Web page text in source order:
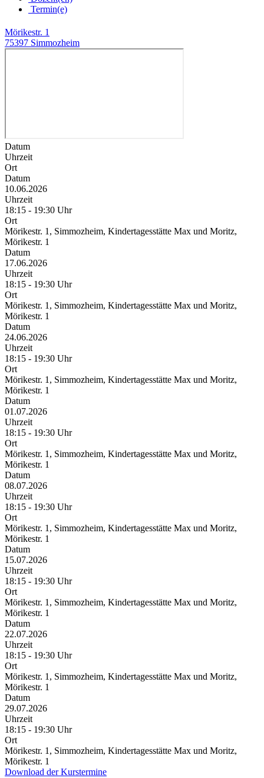
Termin(e)
Mörikestr. 1
75397 Simmozheim
Datum
Uhrzeit
Ort
Datum
10.06.2026
Uhrzeit
18:15 - 19:30 Uhr
Ort
Mörikestr. 1, Simmozheim, Kindertagesstätte Max und Moritz,
Mörikestr. 1
Datum
17.06.2026
Uhrzeit
18:15 - 19:30 Uhr
Ort
Mörikestr. 1, Simmozheim, Kindertagesstätte Max und Moritz,
Mörikestr. 1
Datum
24.06.2026
Uhrzeit
18:15 - 19:30 Uhr
Ort
Mörikestr. 1, Simmozheim, Kindertagesstätte Max und Moritz,
Mörikestr. 1
Datum
01.07.2026
Uhrzeit
18:15 - 19:30 Uhr
Ort
Mörikestr. 1, Simmozheim, Kindertagesstätte Max und Moritz,
Mörikestr. 1
Datum
08.07.2026
Uhrzeit
18:15 - 19:30 Uhr
Ort
Mörikestr. 1, Simmozheim, Kindertagesstätte Max und Moritz,
Mörikestr. 1
Datum
15.07.2026
Uhrzeit
18:15 - 19:30 Uhr
Ort
Mörikestr. 1, Simmozheim, Kindertagesstätte Max und Moritz,
Mörikestr. 1
Datum
22.07.2026
Uhrzeit
18:15 - 19:30 Uhr
Ort
Mörikestr. 1, Simmozheim, Kindertagesstätte Max und Moritz,
Mörikestr. 1
Datum
29.07.2026
Uhrzeit
18:15 - 19:30 Uhr
Ort
Mörikestr. 1, Simmozheim, Kindertagesstätte Max und Moritz,
Mörikestr. 1
Download der Kurstermine